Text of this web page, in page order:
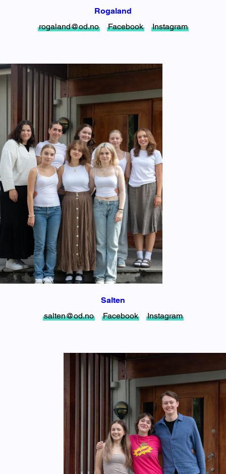
Rogaland
rogaland@od.no
Facebook Instagram
Salten
salten@od.no
Facebook Instagram